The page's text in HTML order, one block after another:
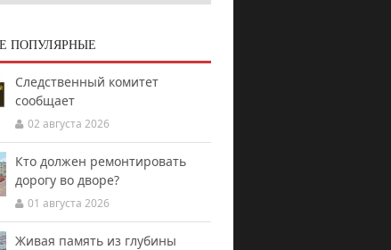
ПОПУЛЯРНЫЕ
Следственный комитет
сообщает
02 августа 2026
Кто должен ремонтировать
дорогу во дворе?
01 августа 2026
Живая память из глубины